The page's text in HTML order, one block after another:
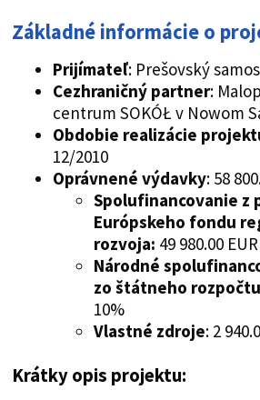
Základné informácie o
Prijímateľ: Prešovský
Cezhraničný partner:
centrum SOKÓŁ v Nowom
Obdobie realizácie
12/2010
Oprávnené výdavky: 58
Spolufinancovanie z
Európskeho fondu
rozvoja: 49 980.00
Národné
zo štátneho rozpočtu
10%
Vlastné zdroje: 2
Krátky opis projektu: